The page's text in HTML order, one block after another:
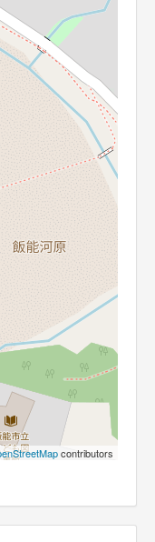
contributors